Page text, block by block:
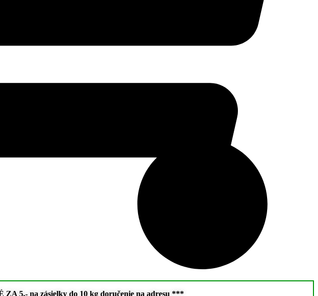
5,- na zásielky do 10 kg doručenie na adresu ***